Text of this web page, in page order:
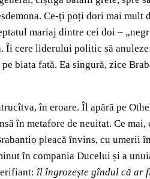
Ce-ți poți dori mai mult
mariaj dintre cei doi –
Îi cere liderului politic să
pe biata fată. Ea singură, zice
în eroare. Îl apără pe
în metafore de neuitat. Ce
pleacă învins, cu umerii
în compania Ducelui și a
îl îngrozește gîndul că ar